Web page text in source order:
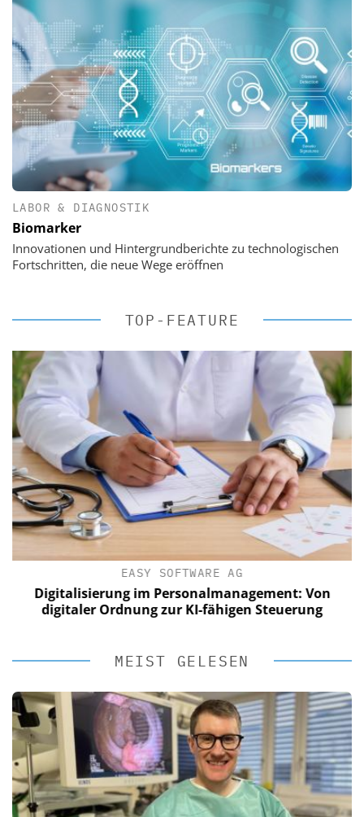
LABOR & DIAGNOSTIK
Biomarker
Innovationen und Hintergrundberichte zu technologischen
Fortschritten, die neue Wege eröffnen
TOP-FEATURE
EASY SOFTWARE AG
Digitalisierung im Personalmanagement: Von
digitaler Ordnung zur KI-fähigen Steuerung
MEIST GELESEN